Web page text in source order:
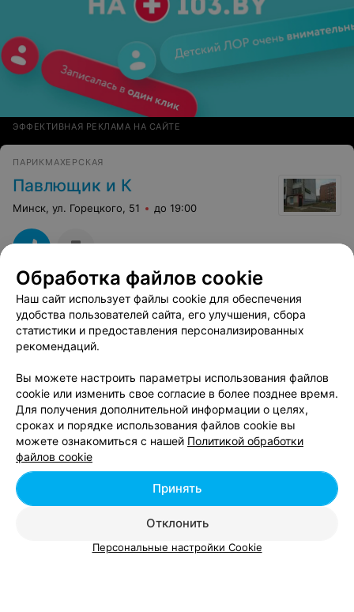
ЭФФЕКТИВНАЯ РЕКЛАМА НА САЙТЕ
ПАРИКМАХЕРСКАЯ
Павлющик и К
Минск, ул. Горецкого, 51 до 19:00
СТУДИЯ КРАСОТЫ
Family Beauty Studio
Минск, ул. Лосика, 31
Ламинирование волос
Цена по запросу
Все цены
Смотрите также
Обработка файлов cookie
Наш сайт использует файлы cookie для обеспечения
удобства пользователей сайта, его улучшения, сбора
статистики и предоставления персонализированных
рекомендаций.
Вы можете настроить параметры использования файлов
cookie или изменить свое согласие в более позднее время.
Для получения дополнительной информации о целях,
сроках и порядке использования файлов cookie вы
можете ознакомиться с нашей Политикой обработки
файлов cookie
Отклонить
Принять
Персональные настройки Cookie